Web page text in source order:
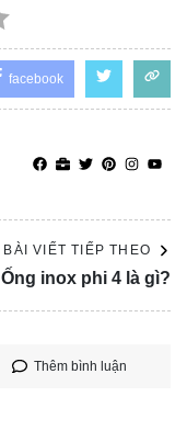
facebook
BÀI VIẾT TIẾP THEO
Ống inox phi 4 là gì?
Thêm bình luận